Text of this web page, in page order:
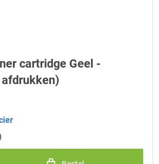
cartridge Geel -